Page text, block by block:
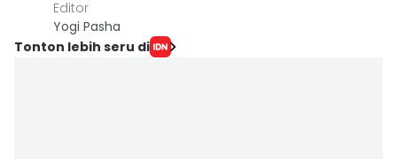
Editor
Yogi Pasha
Tonton lebih seru di